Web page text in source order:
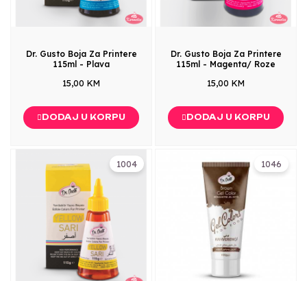
Dr. Gusto Boja Za Printere
115ml - Plava
15,00 KM
DODAJ U KORPU
Dr. Gusto Boja Za Printere
115ml - Magenta/ Roze
15,00 KM
DODAJ U KORPU
1004 1046